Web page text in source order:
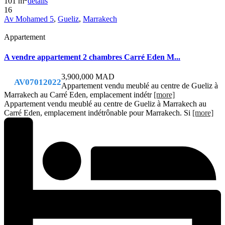
16
Av Mohamed 5, Gueliz, Marrakech
Appartement
A vendre appartement 2 chambres Carré Eden M...
AV07012022
3,900,000 MAD
Appartement vendu meublé au centre de Gueliz à
Marrakech au Carré Eden, emplacement indétr [more]
Appartement vendu meublé au centre de Gueliz à Marrakech au
Carré Eden, emplacement indétrônable pour Marrakech. Si [more]